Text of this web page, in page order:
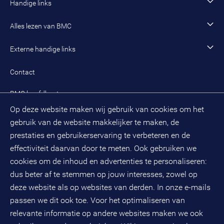
Op deze website maken wij gebruik van cookies om het
gebruik van de website makkelijker te maken, de
prestaties en gebruikerservaring te verbeteren en de
effectiviteit daarvan door te meten. Ook gebruiken we
cookies om de inhoud en advertenties te personaliseren:
dus beter af te stemmen op jouw interesses, zowel op
deze website als op websites van derden. In onze e-mails
passen we dit ook toe. Voor het optimaliseren van
relevante informatie op andere websites maken we ook
Werken als managing consultant
Ons werk
Onze cultuur en organisatie
Handige links
Algemeen contact
Inloggen mijn BMC
Meest gestelde vragen mijn BMC
Evenementen
Alles lezen van BMC
Alle artikelen
Externe handige links
Public spirit
Contact
BMC hoofdkantoor
(033) 496 52 00
Databankweg 26 D
3821 ALAmersfoort
Postbus 490
3800 AL Amersfoort
KvK-nummer: 32078667
BTW-nummer: NL808663598B01
Volg ons op social media